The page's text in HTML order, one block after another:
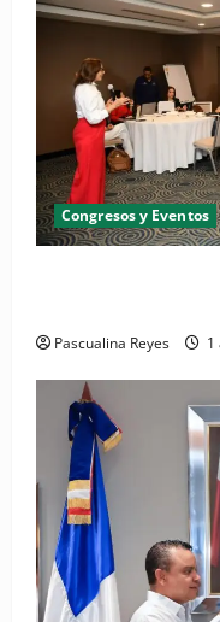
Congresos y Eventos
Pascualina Reyes 1